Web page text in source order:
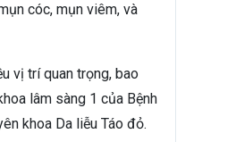
cóc, mụn viêm, và
vị trí quan trọng, bao
lâm sàng 1 của Bệnh
khoa Da liễu Táo đỏ.